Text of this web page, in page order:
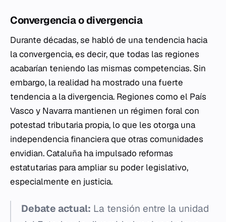
Convergencia o divergencia
Durante décadas, se habló de una tendencia hacia
la convergencia, es decir, que todas las regiones
acabarían teniendo las mismas competencias. Sin
embargo, la realidad ha mostrado una fuerte
tendencia a la divergencia. Regiones como el País
Vasco y Navarra mantienen un régimen foral con
potestad tributaria propia, lo que les otorga una
independencia financiera que otras comunidades
envidian. Cataluña ha impulsado reformas
estatutarias para ampliar su poder legislativo,
especialmente en justicia.
Debate actual: La tensión entre la unidad